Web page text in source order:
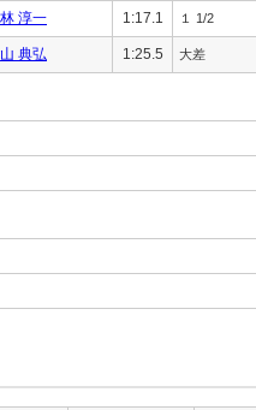
淳一 1:17.1 １ 1/2
典弘 1:25.5 大差